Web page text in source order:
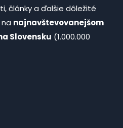
články a ďalšie dôležité
najnavštevovanejšom
Slovensku (1.000.000